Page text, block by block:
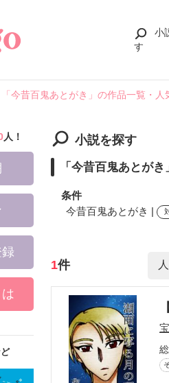
小
す
「今昔百鬼あとがき」の作品一覧・人
小説を探す
「今昔百鬼あとが
条件
今昔百鬼あとがき |
詳しく検索
1件
人！